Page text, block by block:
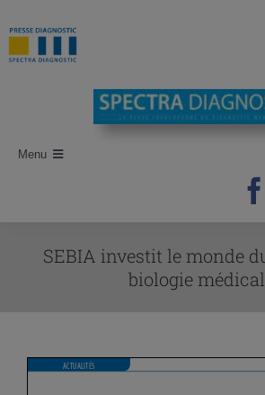
au
contenu
Menu
Auteurs
SEBIA investit le monde
biologie